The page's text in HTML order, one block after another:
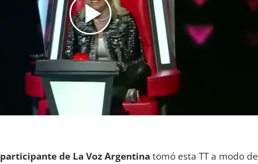
participante de La Voz Argentina tomó esta TT a modo de